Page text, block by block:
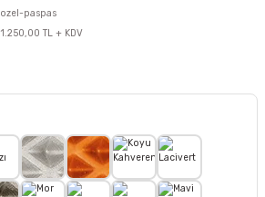
ozel-paspas
1.250,00 TL + KDV